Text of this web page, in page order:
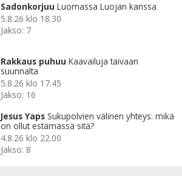
Sadonkorjuu Luomassa Luojan kanssa
5.8.26 klo 18.30
Jakso: 7
Rakkaus puhuu Kaavailuja taivaan
suunnalta
5.8.26 klo 17.45
Jakso: 16
Jesus Yaps Sukupolvien välinen yhteys: mikä
on ollut estämässä sitä?
4.8.26 klo 22.00
Jakso: 8